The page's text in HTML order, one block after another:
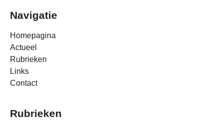
Navigatie
Homepagina
Actueel
Rubrieken
Links
Contact
Rubrieken